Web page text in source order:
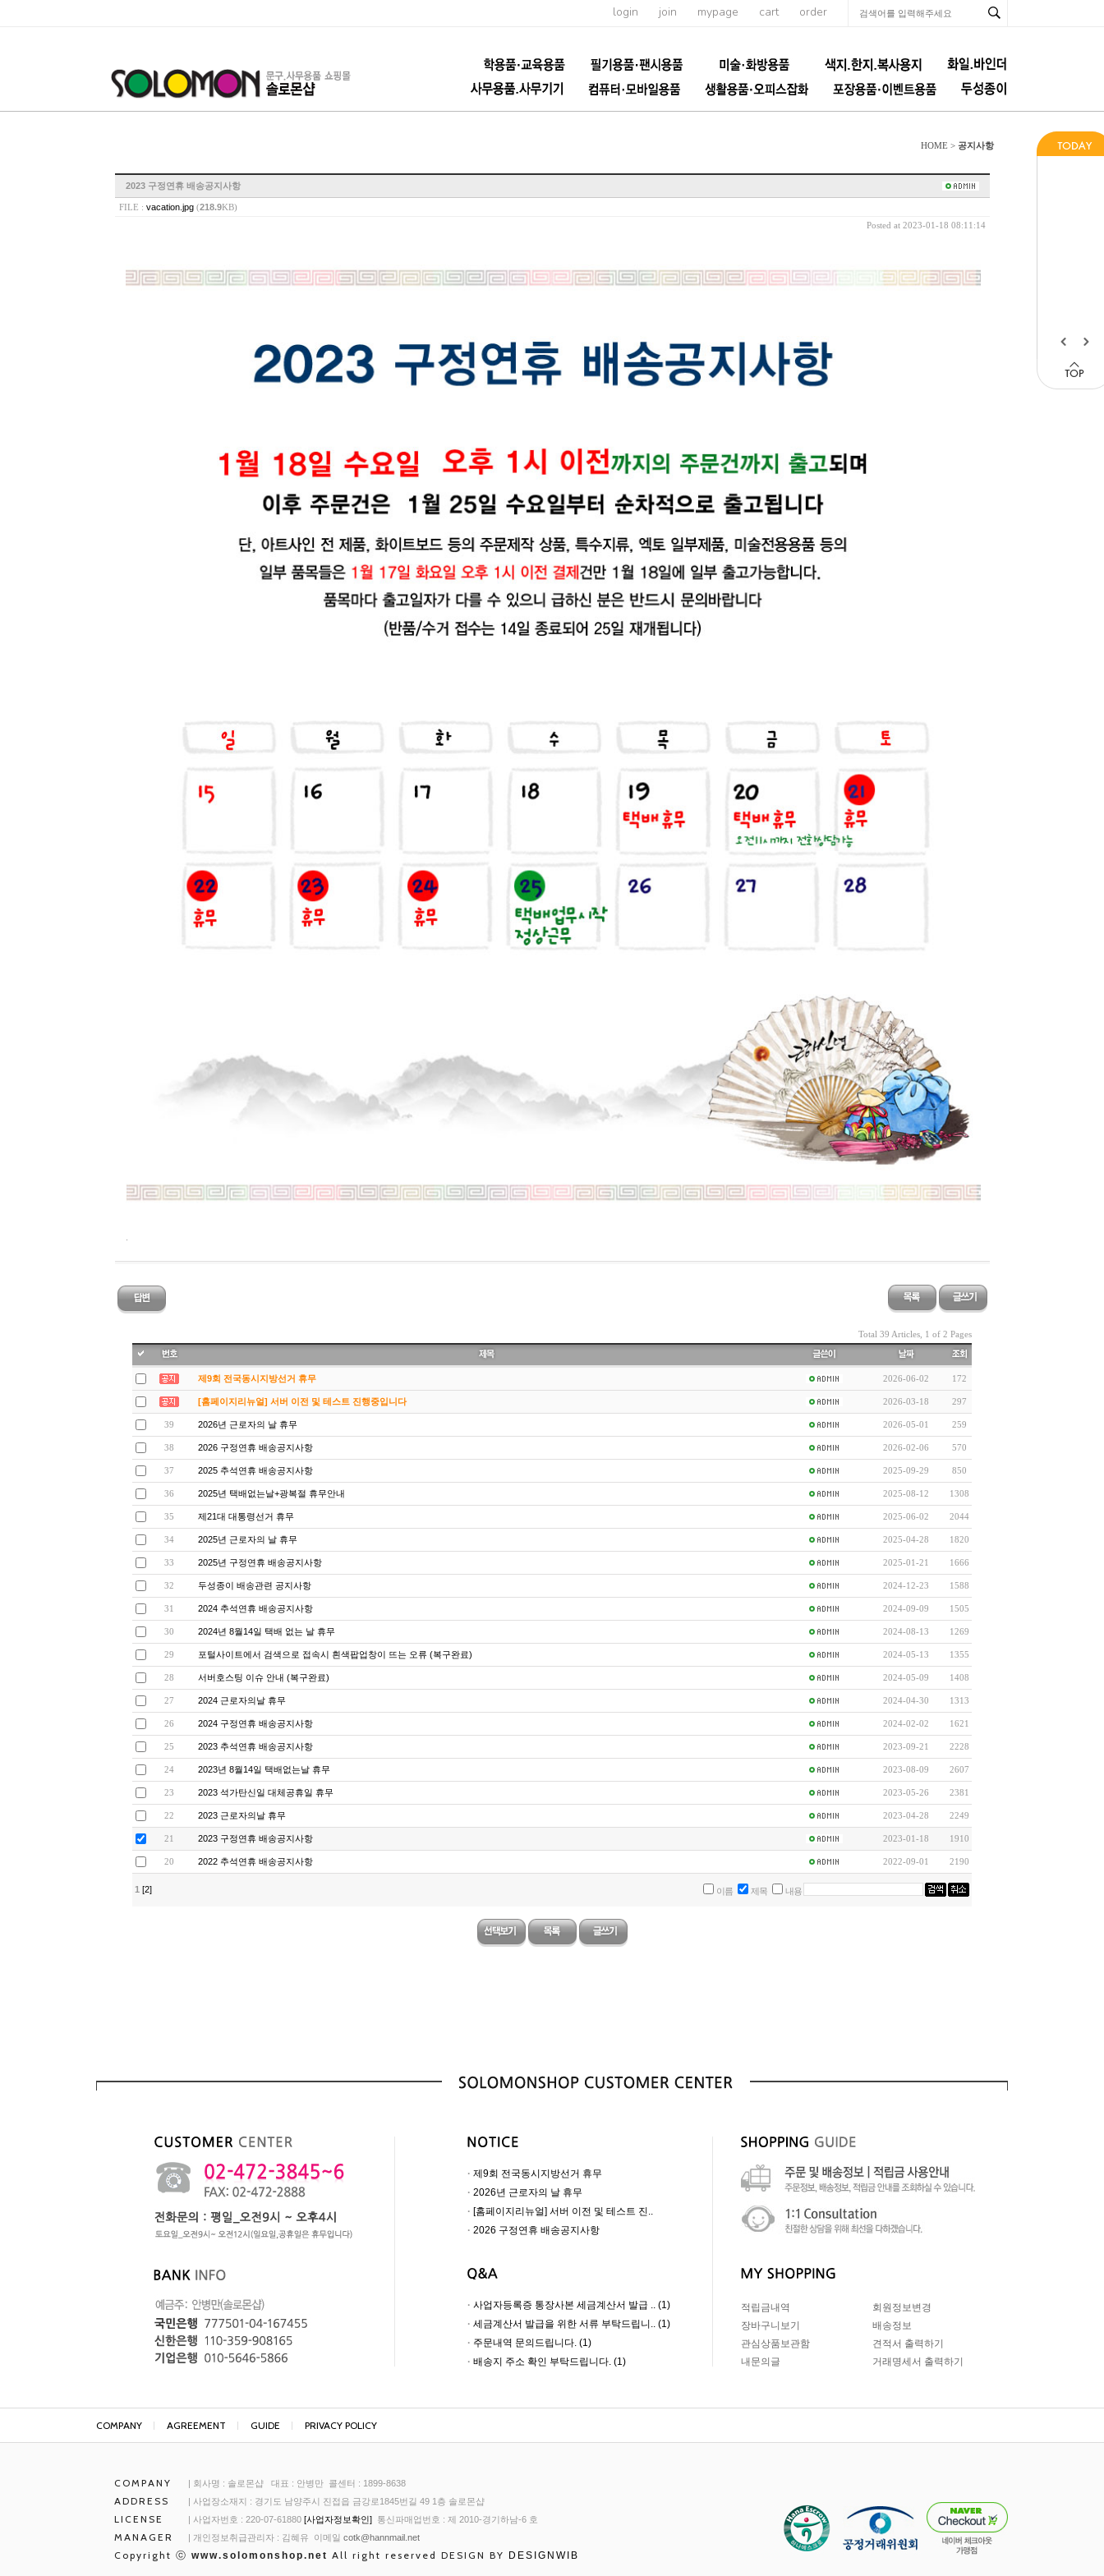
login join mypage cart order
HOME > 공지사항
2023 구정연휴 배송공지사항
FILE : vacation.jpg(218.9KB)
Posted at 2023-01-18 08:11:14
Total 39 Articles, 1 of 2 Pages
제9회 전국동시지방선거 휴무 2026-06-02 172
[홈페이지리뉴얼] 서버 이전 및 테스트 진행중입니다 2026-03-18 297
39 2026년 근로자의 날 휴무 2026-05-01 259
38 2026 구정연휴 배송공지사항 2026-02-06 570
37 2025 추석연휴 배송공지사항 2025-09-29 850
36 2025년 택배없는날+광복절 휴무안내 2025-08-12 1308
35 제21대 대통령선거 휴무 2025-06-02 2044
34 2025년 근로자의 날 휴무 2025-04-28 1820
33 2025년 구정연휴 배송공지사항 2025-01-21 1666
32 두성종이 배송관련 공지사항 2024-12-23 1588
31 2024 추석연휴 배송공지사항 2024-09-09 1505
30 2024년 8월14일 택배 없는 날 휴무 2024-08-13 1269
29 포털사이트에서 검색으로 접속시 흰색팝업창이 뜨는 오류 (복구완료) 2024-05-13 1355
28 서버호스팅 이슈 안내 (복구완료) 2024-05-09 1408
27 2024 근로자의날 휴무 2024-04-30 1313
26 2024 구정연휴 배송공지사항 2024-02-02 1621
25 2023 추석연휴 배송공지사항 2023-09-21 2228
24 2023년 8월14일 택배없는날 휴무 2023-08-09 2607
23 2023 석가탄신일 대체공휴일 휴무 2023-05-26 2381
22 2023 근로자의날 휴무 2023-04-28 2249
21 2023 구정연휴 배송공지사항 2023-01-18 1910
20 2022 추석연휴 배송공지사항 2022-09-01 2190
1 [2] 이름 제목 내용
· 제9회 전국동시지방선거 휴무
· 2026년 근로자의 날 휴무
· [홈페이지리뉴얼] 서버 이전 및 테스트 진..
· 2026 구정연휴 배송공지사항
· 사업자등록증 통장사본 세금계산서 발급 .. (1)
· 세금계산서 발급을 위한 서류 부탁드립니.. (1)
· 주문내역 문의드립니다. (1)
· 배송지 주소 확인 부탁드립니다. (1)
적립금내역
회원정보변경
장바구니보기
배송정보
관심상품보관함
견적서 출력하기
내문의글
거래명세서 출력하기
COMPANY AGREEMENT GUIDE PRIVACY POLICY
COMPANY | 회사명 : 솔로몬샵 대표 : 안병만 콜센터 : 1899-8638
ADDRESS | 사업장소재지 : 경기도 남양주시 진접읍 금강로1845번길 49 1층 솔로몬샵
LICENSE | 사업자번호 : 220-07-61880 [사업자정보확인] 통신파매업번호 : 제 2010-경기하남-6 호
MANAGER | 개인정보취급관리자 : 김혜유 이메일 cotk@hannmail.net
Copyright ⓒ www.solomonshop.net All right reserved DESIGN BY DESIGNWIB